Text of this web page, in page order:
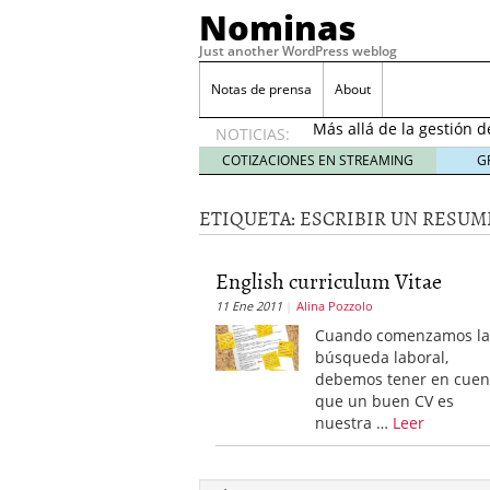
Nominas
Just another WordPress weblog
Notas de prensa About
NOTICIAS:
Desempleo Colombia
Más allá de la gestión
Una digitalización
en el sector financiero
Consejos para el
Más allá de la gestión
COTIZACIONES EN STREAMING
ETIQUETA: ESCRIBIR UN
English curriculum Vitae
11 Ene 2011 Alina Pozzolo
Cuando comenzamos la
búsqueda laboral,
debemos tener en
que un buen CV es
nuestra … Leer